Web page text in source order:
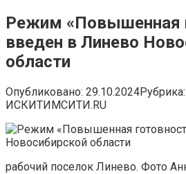
Режим «Повышенная
введен в Линево
области
Опубликовано: 29.10.2024Рубрика:
ИСКИТИМСИТИ.RU
рабочий поселок Линево. Фото